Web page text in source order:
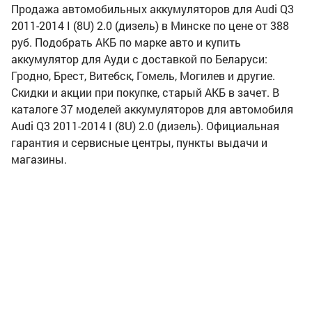
Продажа автомобильных аккумуляторов для Audi Q3
2011-2014 I (8U) 2.0 (дизель) в Минске по цене от 388
руб. Подобрать АКБ по марке авто и купить
аккумулятор для Ауди с доставкой по Беларуси:
Гродно, Брест, Витебск, Гомель, Могилев и другие.
Скидки и акции при покупке, старый АКБ в зачет. В
каталоге 37 моделей аккумуляторов для автомобиля
Audi Q3 2011-2014 I (8U) 2.0 (дизель). Официальная
гарантия и сервисные центры, пункты выдачи и
магазины.